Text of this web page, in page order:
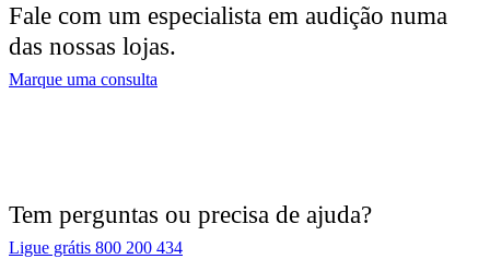
Fale com um especialista em audição numa
das nossas lojas.
Marque uma consulta
Tem perguntas ou precisa de ajuda?
Ligue grátis 800 200 434